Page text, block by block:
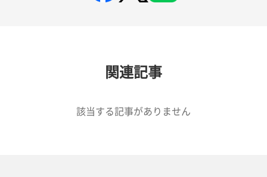
関連記事
該当する記事がありません